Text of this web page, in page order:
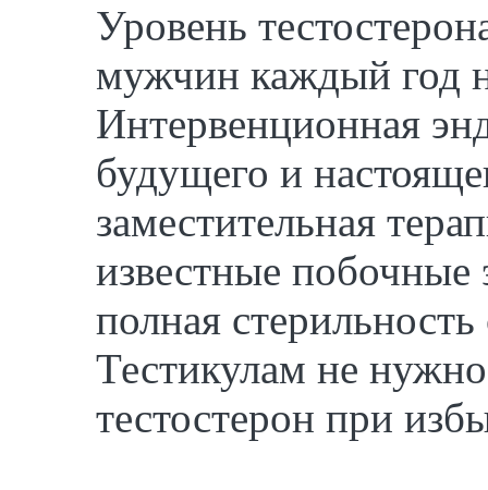
Уровень
мужчин каждый год
Интервенционная
будущего и
заместительная
известные
полная
Тестикулам не
тестостерон при